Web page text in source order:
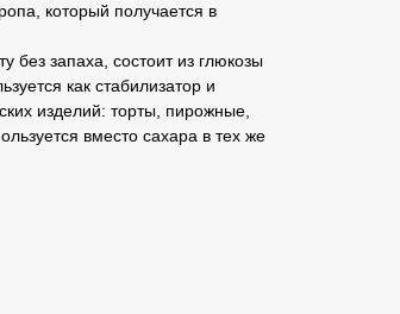
который получается в
без запаха, состоит из глюкозы
как стабилизатор и
изделий: торты, пирожные,
вместо сахара в тех же